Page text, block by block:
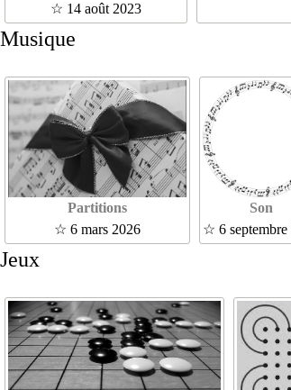
☆ 14 août 2023
Musique
Partitions
☆ 6 mars 2026
Son
☆ 6 septembre
Jeux